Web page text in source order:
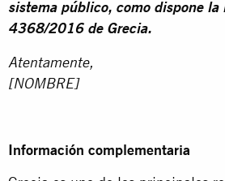
sistema público, como dispone la
4368/2016 de Grecia.
Atentamente,
[NOMBRE]
Información complementaria